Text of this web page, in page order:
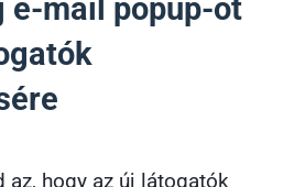
e-mail popup-ot
az, hogy az új látogatók